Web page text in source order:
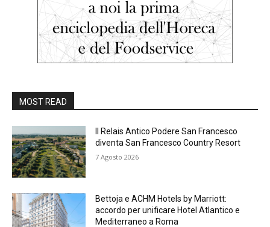
MOST READ
Il Relais Antico Podere San Francesco
diventa San Francesco Country Resort
7 Agosto 2026
Bettoja e ACHM Hotels by Marriott:
accordo per unificare Hotel Atlantico e
Mediterraneo a Roma